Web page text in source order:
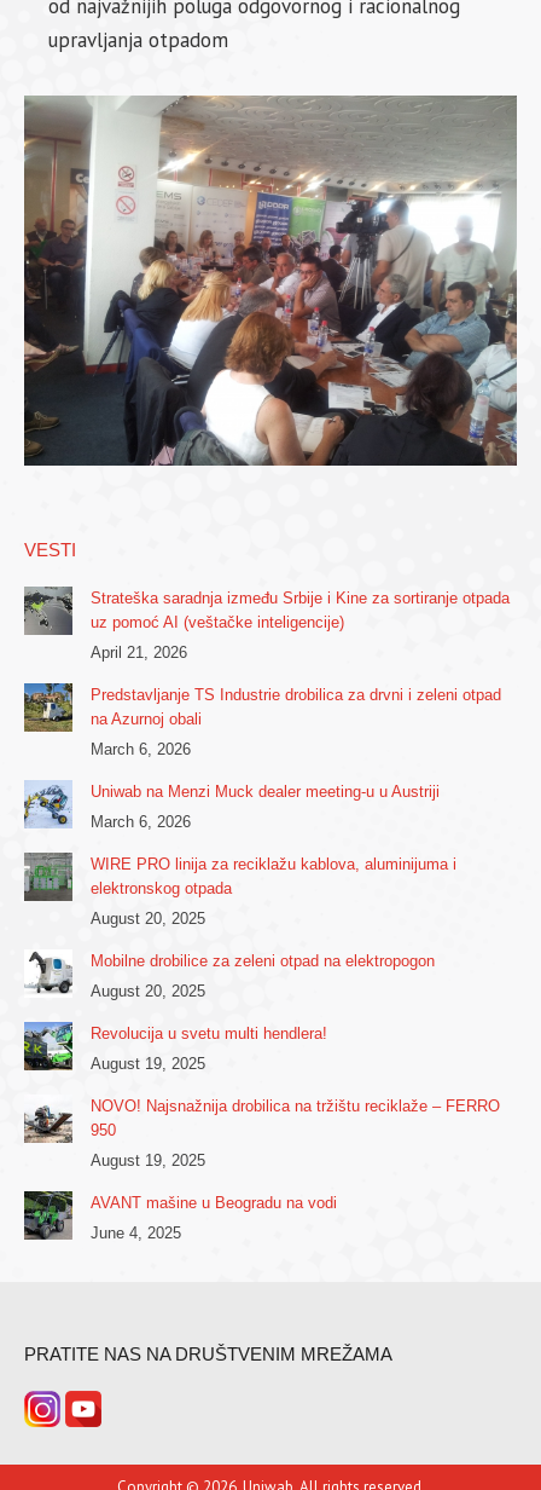
od najvažnijih poluga odgovornog i racionalnog
upravljanja otpadom
VESTI
Strateška saradnja između Srbije i Kine za sortiranje otpada
uz pomoć AI (veštačke inteligencije)
April 21, 2026
Predstavljanje TS Industrie drobilica za drvni i zeleni otpad
na Azurnoj obali
March 6, 2026
Uniwab na Menzi Muck dealer meeting-u u Austriji
March 6, 2026
WIRE PRO linija za reciklažu kablova, aluminijuma i
elektronskog otpada
August 20, 2025
Mobilne drobilice za zeleni otpad na elektropogon
August 20, 2025
Revolucija u svetu multi hendlera!
August 19, 2025
NOVO! Najsnažnija drobilica na tržištu reciklaže – FERRO
950
August 19, 2025
AVANT mašine u Beogradu na vodi
June 4, 2025
PRATITE NAS NA DRUŠTVENIM MREŽAMA